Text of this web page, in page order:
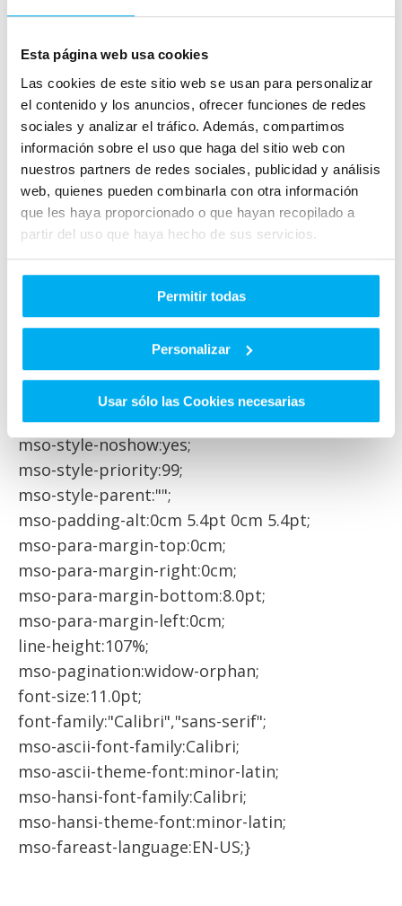
Esta página web usa cookies
Las cookies de este sitio web se usan para personalizar
el contenido y los anuncios, ofrecer funciones de redes
sociales y analizar el tráfico. Además, compartimos
información sobre el uso que haga del sitio web con
nuestros partners de redes sociales, publicidad y análisis
web, quienes pueden combinarla con otra información
que les haya proporcionado o que hayan recopilado a
partir del uso que haya hecho de sus servicios.
Permitir todas
Personalizar
Usar sólo las Cookies necesarias
confieren un aspecto exterior muy deportivo.
Pero también merece la pena ver su interior:
sobre todo con la elegante versión Xclusive.
Estas novedades también han llegado la
modelo Cabrio. En este caso, aumentando la
diversión que supone recorrer la ciudad con la
capota abierta. Con las versiones Brabus es
posible disfrutar al máximo de todo lo que
ofrece la vida en la ciudad. Y gracias a sus
deportivos motores y su equipamiento de
calidad serás siempre el primero.
/* Style Definitions */
table.MsoNormalTable
{mso-style-name:"Tabla normal";
mso-tstyle-rowband-size:0;
mso-tstyle-colband-size:0;
mso-style-noshow:yes;
mso-style-priority:99;
mso-style-parent:"";
mso-padding-alt:0cm 5.4pt 0cm 5.4pt;
mso-para-margin-top:0cm;
mso-para-margin-right:0cm;
mso-para-margin-bottom:8.0pt;
mso-para-margin-left:0cm;
line-height:107%;
mso-pagination:widow-orphan;
font-size:11.0pt;
font-family:"Calibri","sans-serif";
mso-ascii-font-family:Calibri;
mso-ascii-theme-font:minor-latin;
mso-hansi-font-family:Calibri;
mso-hansi-theme-font:minor-latin;
mso-fareast-language:EN-US;}